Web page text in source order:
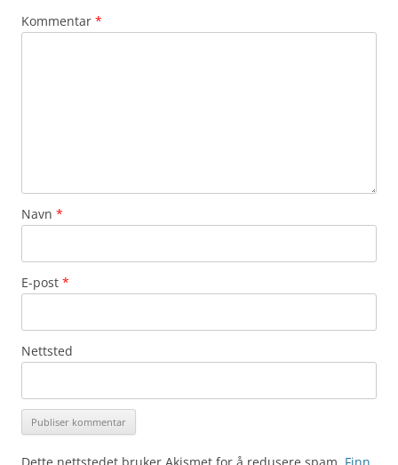
Kommentar *
Navn *
E-post *
Nettsted